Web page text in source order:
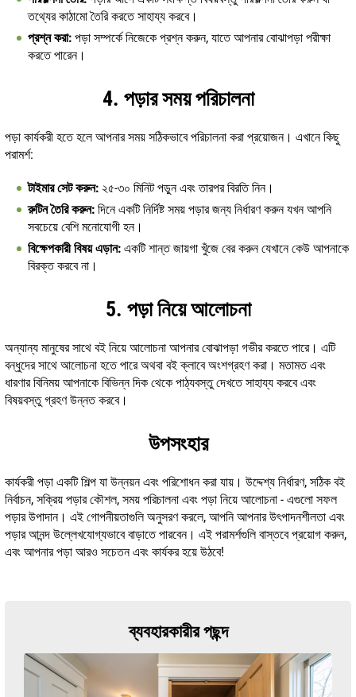
তথ্যের কাঠামো তৈরি করতে সাহায্য করবে।
প্রশ্ন করা: পড়া সম্পর্কে নিজেকে প্রশ্ন করুন, যাতে আপনার বোঝাপড়া পরীক্ষা
করতে পারেন।
4. পড়ার সময় পরিচালনা
পড়া কার্যকরী হতে হলে আপনার সময় সঠিকভাবে পরিচালনা করা প্রয়োজন। এখানে কিছু
পরামর্শ:
টাইমার সেট করুন: ২৫-৩০ মিনিট পড়ুন এবং তারপর বিরতি নিন।
রুটিন তৈরি করুন: দিনে একটি নির্দিষ্ট সময় পড়ার জন্য নির্ধারণ করুন যখন আপনি
সবচেয়ে বেশি মনোযোগী হন।
বিক্ষেপকারী বিষয় এড়ান: একটি শান্ত জায়গা খুঁজে বের করুন যেখানে কেউ আপনাকে
বিরক্ত করবে না।
5. পড়া নিয়ে আলোচনা
অন্যান্য মানুষের সাথে বই নিয়ে আলোচনা আপনার বোঝাপড়া গভীর করতে পারে। এটি
বন্ধুদের সাথে আলোচনা হতে পারে অথবা বই ক্লাবে অংশগ্রহণ করা। মতামত এবং
ধারণার বিনিময় আপনাকে বিভিন্ন দিক থেকে পাঠ্যবস্তু দেখতে সাহায্য করবে এবং
বিষয়বস্তু গ্রহণ উন্নত করবে।
উপসংহার
কার্যকরী পড়া একটি শিল্প যা উন্নয়ন এবং পরিশোধন করা যায়। উদ্দেশ্য নির্ধারণ, সঠিক বই
নির্বাচন, সক্রিয় পড়ার কৌশল, সময় পরিচালনা এবং পড়া নিয়ে আলোচনা - এগুলো সফল
পড়ার উপাদান। এই গোপনীয়তাগুলি অনুসরণ করলে, আপনি আপনার উৎপাদনশীলতা এবং
পড়ার আনন্দ উল্লেখযোগ্যভাবে বাড়াতে পারবেন। এই পরামর্শগুলি বাস্তবে প্রয়োগ করুন,
এবং আপনার পড়া আরও সচেতন এবং কার্যকর হয়ে উঠবে!
ব্যবহারকারীর পছন্দ